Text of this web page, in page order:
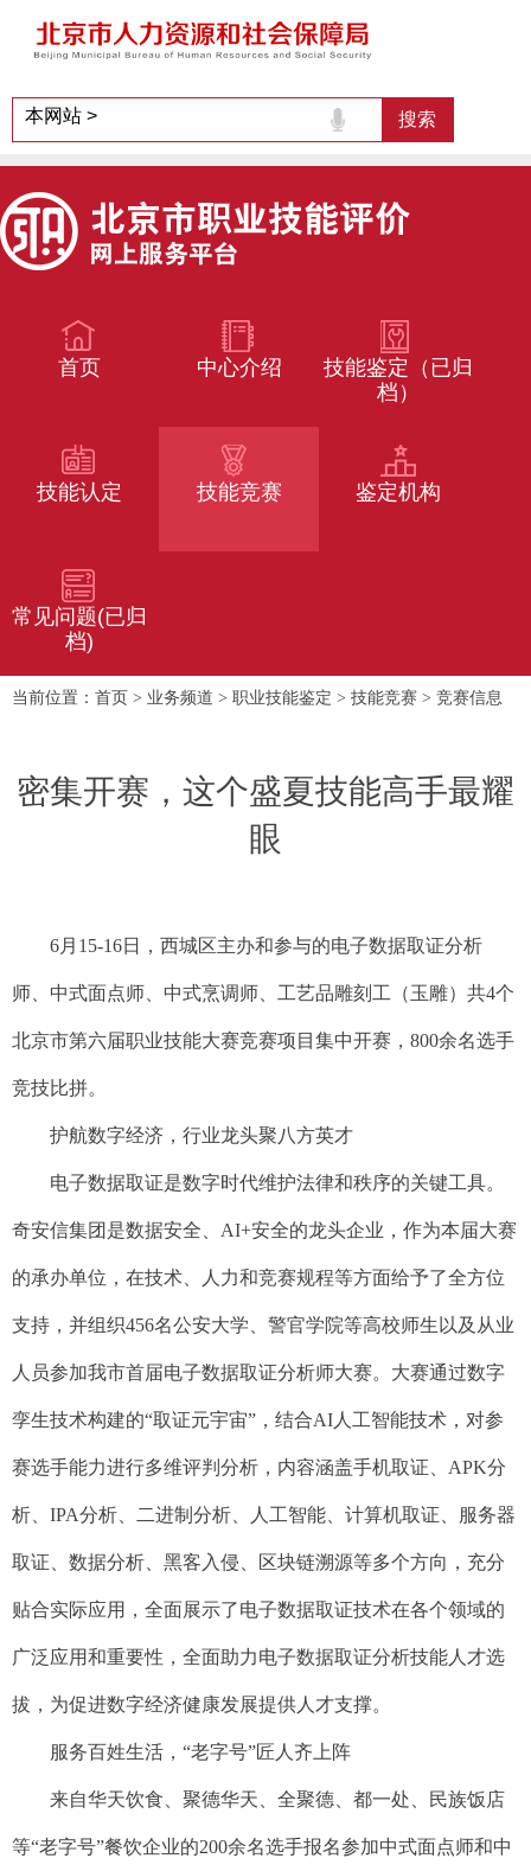
首页 中心介绍
技能鉴定（已归
档）
技能认定 技能竞赛 鉴定机构
常见问题(已归
档)
当前位置： 首页 > 业务频道 > 职业技能鉴定 > 技能竞赛 > 竞赛信息
密集开赛，这个盛夏技能高手最耀
眼
6月15-16日，西城区主办和参与的电子数据取证分析
师、中式面点师、中式烹调师、工艺品雕刻工（玉雕）共4个
北京市第六届职业技能大赛竞赛项目集中开赛，800余名选手
竞技比拼。
护航数字经济，行业龙头聚八方英才
电子数据取证是数字时代维护法律和秩序的关键工具。
奇安信集团是数据安全、AI+安全的龙头企业，作为本届大赛
的承办单位，在技术、人力和竞赛规程等方面给予了全方位
支持，并组织456名公安大学、警官学院等高校师生以及从业
人员参加我市首届电子数据取证分析师大赛。大赛通过数字
孪生技术构建的“取证元宇宙”，结合AI人工智能技术，对参
赛选手能力进行多维评判分析，内容涵盖手机取证、APK分
析、IPA分析、二进制分析、人工智能、计算机取证、服务器
取证、数据分析、黑客入侵、区块链溯源等多个方向，充分
贴合实际应用，全面展示了电子数据取证技术在各个领域的
广泛应用和重要性，全面助力电子数据取证分析技能人才选
拔，为促进数字经济健康发展提供人才支撑。
服务百姓生活，“老字号”匠人齐上阵
来自华天饮食、聚德华天、全聚德、都一处、民族饭店
等“老字号”餐饮企业的200余名选手报名参加中式面点师和中